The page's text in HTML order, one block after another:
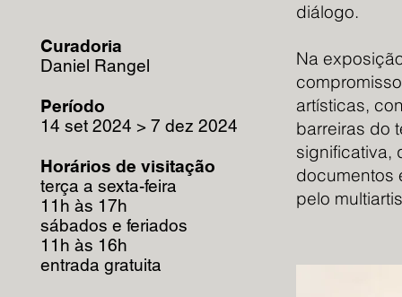
Curadoria
Daniel Rangel
Período
14 set 2024 > 7 dez 2024
Horários de visitação
terça a sexta-feira
11h às 17h
sábados e feriados
11h às 16h
entrada gratuita
diálogo.
Na
artísticas,
barreiras do
significativa,
documentos
pelo